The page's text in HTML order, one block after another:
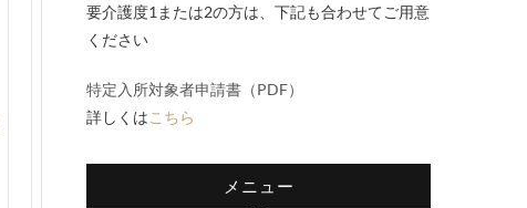
要介護度1または2の方は、下記も合わせてご用意
ください
特定入所対象者申請書（PDF）
詳しくはこちら
メニュー